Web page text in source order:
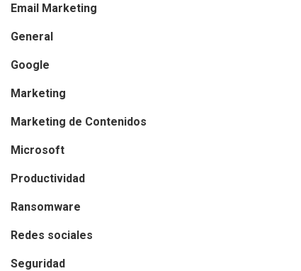
Email Marketing
General
Google
Marketing
Marketing de Contenidos
Microsoft
Productividad
Ransomware
Redes sociales
Seguridad